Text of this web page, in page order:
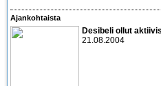
Ajankohtaista
Desibeli ollut
21.08.2004